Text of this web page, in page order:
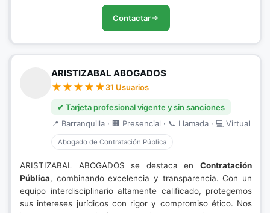
Contactar
ARISTIZABAL ABOGADOS
31 Usuarios
✔ Tarjeta profesional vigente y sin sanciones
📍 Barranquilla · 🏢 Presencial · 📞 Llamada · 💻 Virtual
Abogado de Contratación Pública
ARISTIZABAL ABOGADOS se destaca en Contratación
Pública, combinando excelencia y transparencia. Con un
equipo interdisciplinario altamente calificado, protegemos
sus intereses jurídicos con rigor y compromiso ético. Nos